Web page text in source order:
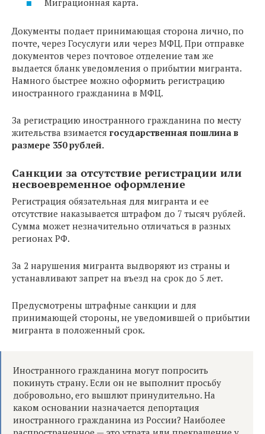
Миграционная карта.
Документы подает принимающая сторона лично, по
почте, через Госуслуги или через МФЦ. При отправке
документов через почтовое отделение там же
выдается бланк уведомления о прибытии мигранта.
Намного быстрее можно оформить регистрацию
иностранного гражданина в МФЦ.
За регистрацию иностранного гражданина по месту
жительства взимается государственная пошлина в
размере 350 рублей.
Санкции за отсутствие регистрации или
несвоевременное оформление
Регистрация обязательная для мигранта и ее
отсутствие наказывается штрафом до 7 тысяч рублей.
Сумма может незначительно отличаться в разных
регионах РФ.
За 2 нарушения мигранта выдворяют из страны и
устанавливают запрет на въезд на срок до 5 лет.
Предусмотрены штрафные санкции и для
принимающей стороны, не уведомившей о прибытии
мигранта в положенный срок.
Иностранного гражданина могут попросить
покинуть страну. Если он не выполнит просьбу
добровольно, его вышлют принудительно. На
каком основании назначается депортация
иностранного гражданина из России? Наиболее